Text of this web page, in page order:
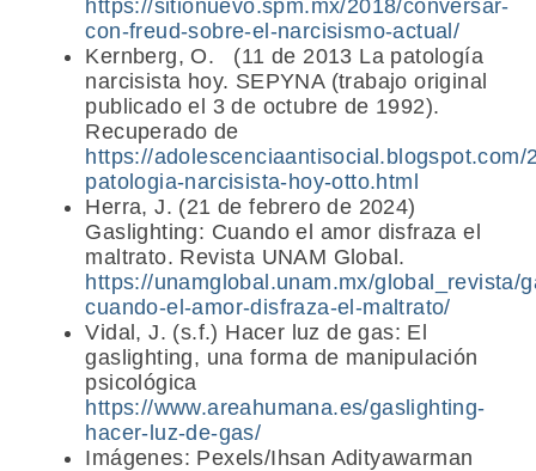
https://sitionuevo.spm.mx/2018/conversar-
con-freud-sobre-el-narcisismo-actual/
Kernberg, O. (11 de 2013 La patología
narcisista hoy. SEPYNA (trabajo original
publicado el 3 de octubre de 1992).
Recuperado de
https://adolescenciaantisocial.blogspot.com/
patologia-narcisista-hoy-otto.html
Herra, J. (21 de febrero de 2024)
Gaslighting: Cuando el amor disfraza el
maltrato. Revista UNAM Global.
https://unamglobal.unam.mx/global_revista/
cuando-el-amor-disfraza-el-maltrato/
Vidal, J. (s.f.) Hacer luz de gas: El
gaslighting, una forma de manipulación
psicológica
https://www.areahumana.es/gaslighting-
hacer-luz-de-gas/
Imágenes: Pexels/Ihsan Adityawarman